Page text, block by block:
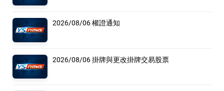
2026/08/06 權證通知
2026/08/06 掛牌與更改掛牌交易股票